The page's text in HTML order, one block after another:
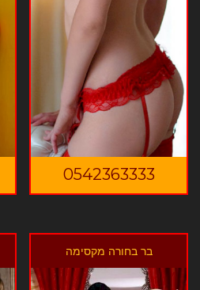
0542363333
בר בחורה מקסימה